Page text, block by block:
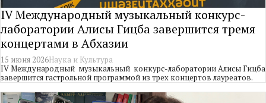
IV Международный музыкальный конкурс-
лаборатории Алисы Гицба завершится тремя
концертами в Абхазии
15 июня 2026Наука и Культура
IV Международный музыкальный конкурс-лаборатории Алисы Гицба
завершится гастрольной программой из трех концертов лауреатов.